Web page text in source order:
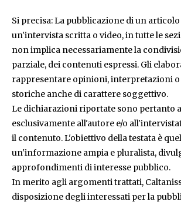
Si precisa: La pubblicazione di un articolo
un'intervista scritta o video, in tutte le
non implica necessariamente la
parziale, dei contenuti espressi. Gli
rappresentare opinioni, interpretazioni
storiche anche di carattere soggettivo.
Le dichiarazioni riportate sono pertanto
esclusivamente all'autore e/o
il contenuto. L'obiettivo della testata è
un'informazione ampia e pluralista,
approfondimenti di interesse pubblico.
In merito agli argomenti trattati,
disposizione degli interessati per la